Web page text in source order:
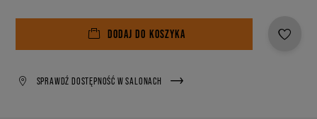
DODAJ DO KOSZYKA
SPRAWDŹ DOSTĘPNOŚĆ W SALONACH